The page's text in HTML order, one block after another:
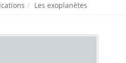
Les exoplanètes